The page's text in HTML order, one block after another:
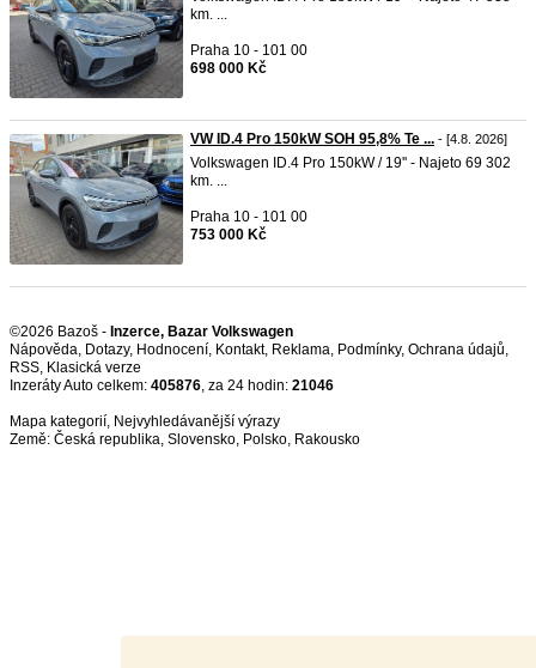
km. ...
Praha 10 - 101 00
698 000 Kč
VW ID.4 Pro 150kW SOH 95,8% Te ... - [4.8. 2026]
Volkswagen ID.4 Pro 150kW / 19'' - Najeto 69 302
km. ...
Praha 10 - 101 00
753 000 Kč
©2026 Bazoš - Inzerce, Bazar Volkswagen
Nápověda, Dotazy, Hodnocení, Kontakt, Reklama, Podmínky, Ochrana údajů,
RSS,
Inzeráty Auto celkem: 405876, za 24 hodin: 21046
Mapa kategorií, Nejvyhledávanější výrazy
Země: Česká republika, Slovensko, Polsko, Rakousko